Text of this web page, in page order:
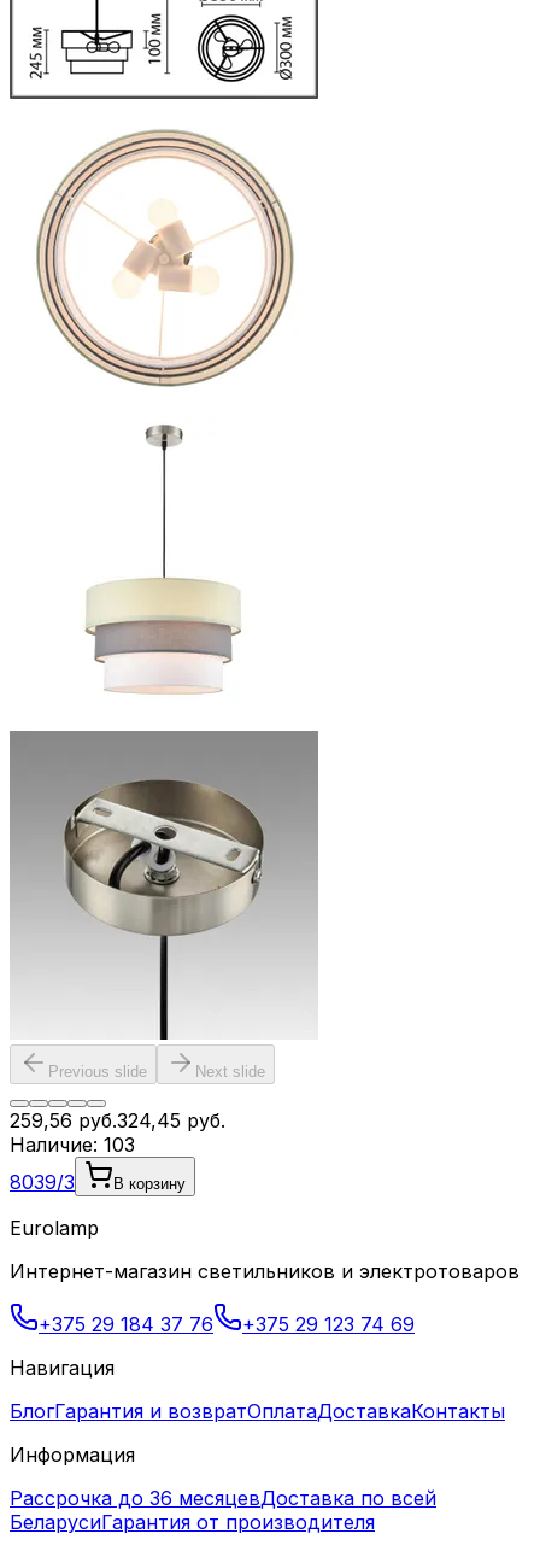
Previous slide Next slide
259,56 руб.324,45 руб.
Наличие: 103
8039/3
В корзину
Eurolamp
Интернет-магазин светильников и электротоваров
+375 29 184 37 76
+375 29 123 74 69
Навигация
БлогГарантия и возвратОплатаДоставкаКонтакты
Информация
Рассрочка до 36 месяцевДоставка по всей
БеларусиГарантия от производителя